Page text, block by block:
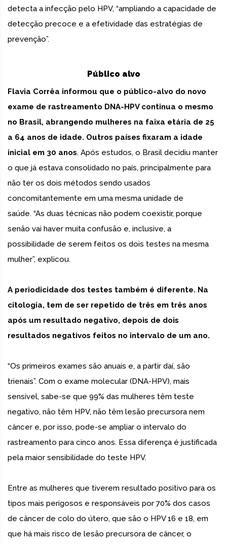
detecta a infecção pelo HPV, “ampliando a capacidade de
detecção precoce e a efetividade das estratégias de
prevenção”.
Público alvo
Flavia Corrêa informou que o público-alvo do novo
exame de rastreamento DNA-HPV continua o mesmo
no Brasil, abrangendo mulheres na faixa etária de 25
a 64 anos de idade. Outros países fixaram a idade
inicial em 30 anos. Após estudos, o Brasil decidiu manter
o que já estava consolidado no país, principalmente para
não ter os dois métodos sendo usados
concomitantemente em uma mesma unidade de
saúde. “As duas técnicas não podem coexistir, porque
senão vai haver muita confusão e, inclusive, a
possibilidade de serem feitos os dois testes na mesma
mulher”, explicou.
A periodicidade dos testes também é diferente. Na
citologia, tem de ser repetido de três em três anos
após um resultado negativo, depois de dois
resultados negativos feitos no intervalo de um ano.
“Os primeiros exames são anuais e, a partir daí, são
trienais”. Com o exame molecular (DNA-HPV), mais
sensível, sabe-se que 99% das mulheres têm teste
negativo, não têm HPV, não têm lesão precursora nem
câncer e, por isso, pode-se ampliar o intervalo do
rastreamento para cinco anos. Essa diferença é justificada
pela maior sensibilidade do teste HPV.
Entre as mulheres que tiverem resultado positivo para os
tipos mais perigosos e responsáveis por 70% dos casos
de câncer de colo do útero, que são o HPV 16 e 18, em
que há mais risco de lesão precursora de câncer, o